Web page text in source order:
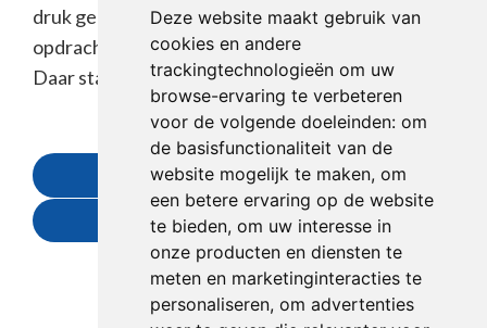
Deze website maakt gebruik van
cookies en andere
trackingtechnologieën om uw
browse-ervaring te verbeteren
voor de volgende doeleinden: om
de basisfunctionaliteit van de
website mogelijk te maken, om
een betere ervaring op de website
te bieden, om uw interesse in
onze producten en diensten te
meten en marketinginteracties te
personaliseren, om advertenties
druk genoeg hebben. Sterk
opdrachtgeverschap. Duurzame resultaten.
Daar staat VONK Consult BV voor.
Informatie aanvragen
Terug naar overzicht